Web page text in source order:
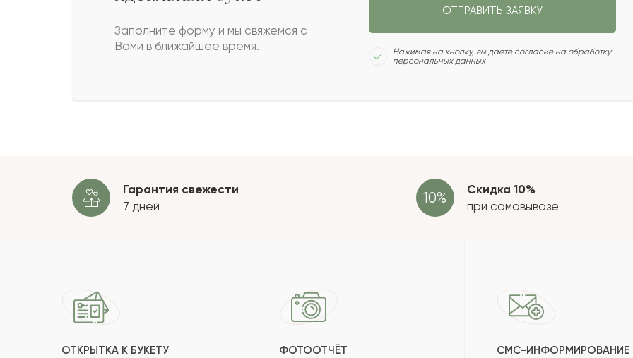
2022-02-12
2022-01-20
Заполните форму и мы свяжемся с
Вами в ближайшее время.
ОТПРАВИТЬ ЗАЯВКУ
Нажимая на кнопку, вы даёте согласие на обработку
персональных данных
Гарантия свежести
7 дней
Скидка 10%
при самовывозе
ОТКРЫТКА К БУКЕТУ ФОТООТЧЁТ СМС-ИНФОРМИРОВАНИЕ